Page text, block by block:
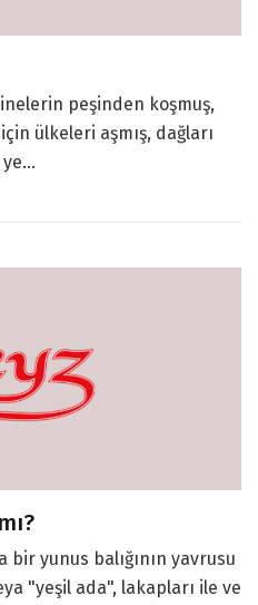
peşinden koşmuş,
ülkeleri aşmış, dağları
bir yunus balığının yavrusu
"yeşil ada", lakapları ile ve